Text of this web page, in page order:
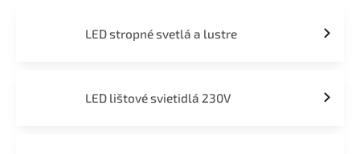
LED stropné svetlá a lustre
LED lištové svietidlá 230V